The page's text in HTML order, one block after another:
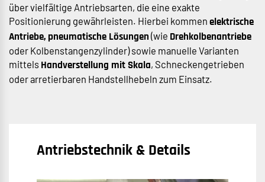
über vielfältige Antriebsarten, die eine exakte
Positionierung gewährleisten. Hierbei kommen elektrische
Antriebe, pneumatische Lösungen (wie Drehkolbenantriebe
oder Kolbenstangenzylinder) sowie manuelle Varianten
mittels Handverstellung mit Skala, Schneckengetrieben
oder arretierbaren Handstellhebeln zum Einsatz.
Antriebstechnik & Details